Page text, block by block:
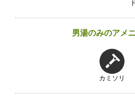
男湯のみのアメ
カミソリ